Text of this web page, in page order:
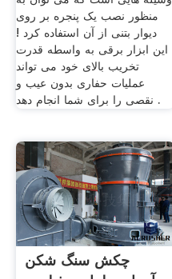
منظور نصب یک پنجره بر روی
دیوار بتنی از آن استفاده کرد !
این ابزار برقی به واسطه قدرت
تخریب بالای خود می تواند
عملیات حفاری بدون عیب و
نقصی را برای شما انجام دهد .
چکش سنگ شکن